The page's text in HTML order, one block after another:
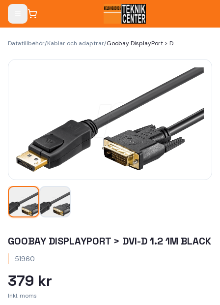
Datatillbehör/Kablar och adaptrar/ Goobay DisplayPort > DVI-D 1.2 1m Black
GOOBAY DISPLAYPORT > DVI-D 1.2 1M BLACK
51960
379 kr
Inkl. moms